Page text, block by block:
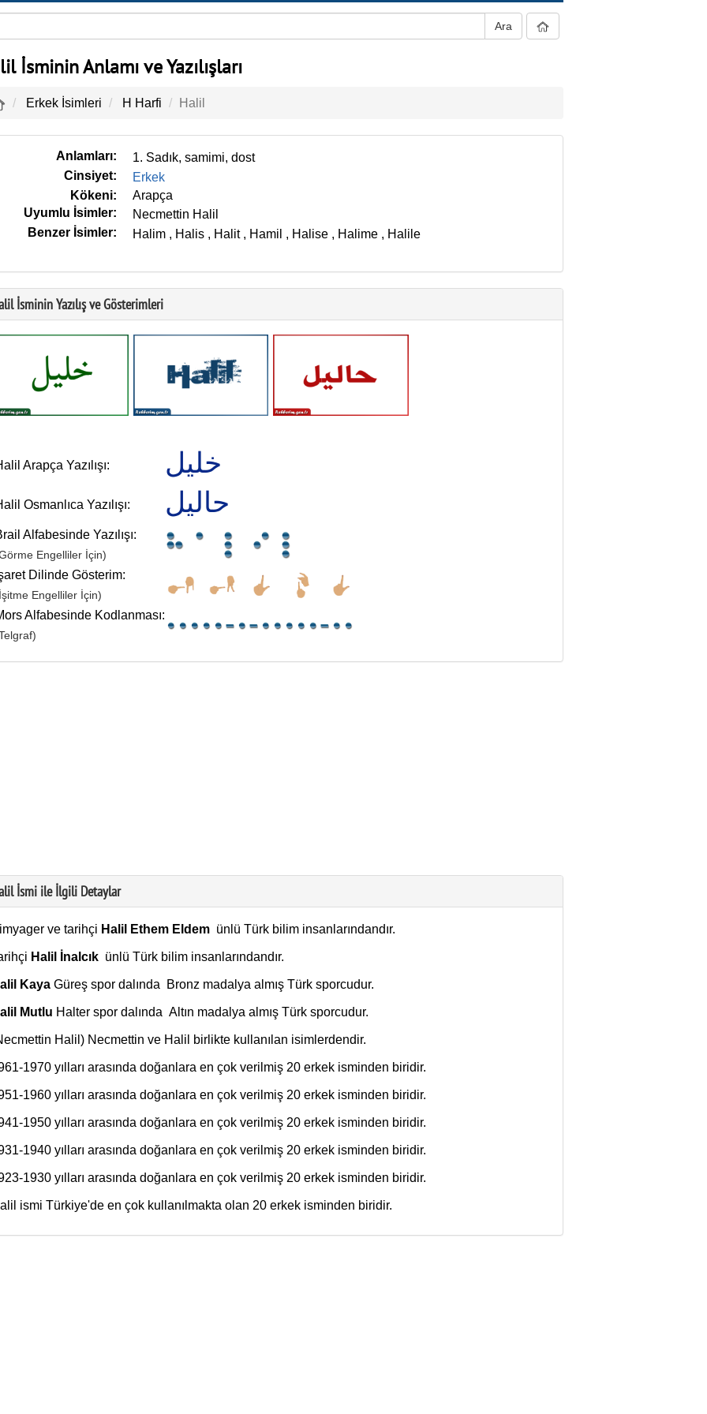
İsminin Anlamı ve Yazılışları
Erkek İsimleri H Harfi Halil
Anlamları:
1. Sadık, samimi, dost
Cinsiyet:
Erkek
Kökeni:
Arapça
Uyumlu İsimler:
Necmettin Halil
Benzer İsimler:
Halim , Halis , Halit , Hamil , Halise , Halime , Halile
İsminin Yazılış ve Gösterimleri
Arapça Yazılışı: خليل
Osmanlıca Yazılışı: حاليل
Alfabesinde Yazılışı:
Engelliler İçin)
Dilinde Gösterim:
Engelliler İçin)
Alfabesinde Kodlanması:
İsmi ile İlgili Detaylar
ve tarihçi Halil Ethem Eldem ünlü Türk bilim insanlarındandır.
Halil İnalcık ünlü Türk bilim insanlarındandır.
Kaya Güreş spor dalında Bronz madalya almış Türk sporcudur.
Mutlu Halter spor dalında Altın madalya almış Türk sporcudur.
Halil) Necmettin ve Halil birlikte kullanılan isimlerdendir.
1970 yılları arasında doğanlara en çok verilmiş 20 erkek isminden biridir.
1960 yılları arasında doğanlara en çok verilmiş 20 erkek isminden biridir.
1950 yılları arasında doğanlara en çok verilmiş 20 erkek isminden biridir.
1940 yılları arasında doğanlara en çok verilmiş 20 erkek isminden biridir.
1930 yılları arasında doğanlara en çok verilmiş 20 erkek isminden biridir.
ismi Türkiye'de en çok kullanılmakta olan 20 erkek isminden biridir.